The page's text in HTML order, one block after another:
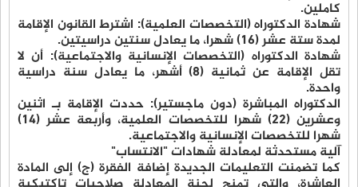
كاملين.
شهادة الدكتوراه (التخصصات العلمية): اشترط القانون الإقامة
لمدة ستة عشر (16) شهرا، ما يعادل سنتين دراسيتين.
شهادة الدكتوراه (التخصصات الإنسانية والاجتماعية): أن لا
تقل الإقامة عن ثمانية (8) أشهر، ما يعادل سنة دراسية
واحدة.
الدكتوراه المباشرة (دون ماجستير): حددت الإقامة بـ اثنين
وعشرين (22) شهرا للتخصصات العلمية، وأربعة عشر (14)
شهرا للتخصصات الإنسانية والاجتماعية.
آلية مستحدثة لمعادلة شهادات "الانتساب"
كما تضمنت التعليمات الجديدة إضافة الفقرة (ج) إلى المادة